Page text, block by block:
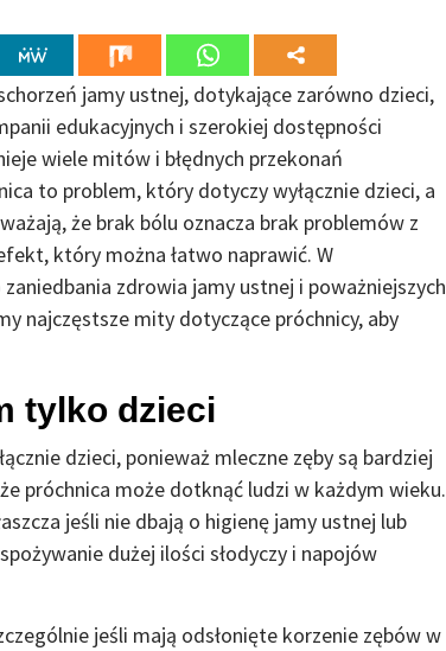
jamy ustnej, dotykające zarówno dzieci,
edukacyjnych i szerokiej dostępności
wiele mitów i błędnych przekonań
to problem, który dotyczy wyłącznie dzieci, a
że brak bólu oznacza brak problemów z
który można łatwo naprawić. W
zdrowia jamy ustnej i poważniejszych
najczęstsze mity dotyczące próchnicy, aby
tylko dzieci
dzieci, ponieważ mleczne zęby są bardziej
próchnica może dotknąć ludzi w każdym wieku.
jeśli nie dbają o higienę jamy ustnej lub
dużej ilości słodyczy i napojów
jeśli mają odsłonięte korzenie zębów w